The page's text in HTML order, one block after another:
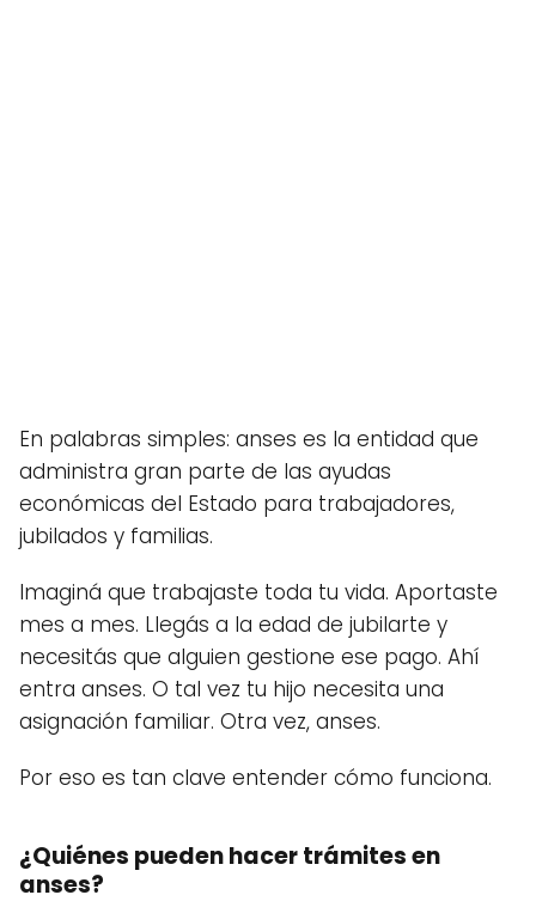
En palabras simples: anses es la entidad que
administra gran parte de las ayudas
económicas del Estado para trabajadores,
jubilados y familias.
Imaginá que trabajaste toda tu vida. Aportaste
mes a mes. Llegás a la edad de jubilarte y
necesitás que alguien gestione ese pago. Ahí
entra anses. O tal vez tu hijo necesita una
asignación familiar. Otra vez, anses.
Por eso es tan clave entender cómo funciona.
¿Quiénes pueden hacer trámites en
anses?